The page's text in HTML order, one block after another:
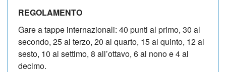
REGOLAMENTO
Gare a tappe internazionali: 40 punti al primo, 30 al
secondo, 25 al terzo, 20 al quarto, 15 al quinto, 12 al
sesto, 10 al settimo, 8 all’ottavo, 6 al nono e 4 al
decimo.